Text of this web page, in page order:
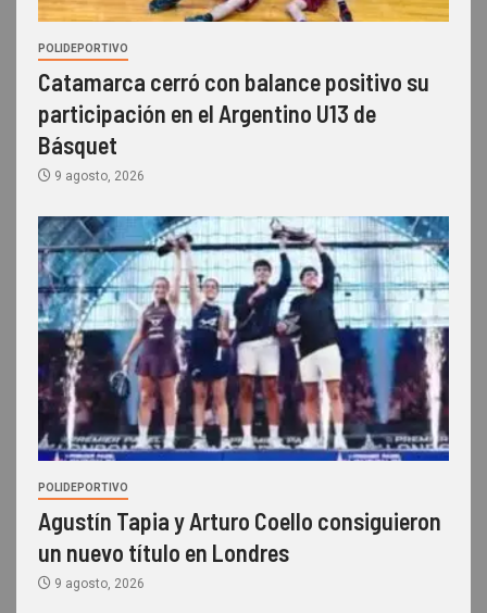
POLIDEPORTIVO
Catamarca cerró con balance positivo su
participación en el Argentino U13 de
Básquet
9 agosto, 2026
POLIDEPORTIVO
Agustín Tapia y Arturo Coello consiguieron
un nuevo título en Londres
9 agosto, 2026